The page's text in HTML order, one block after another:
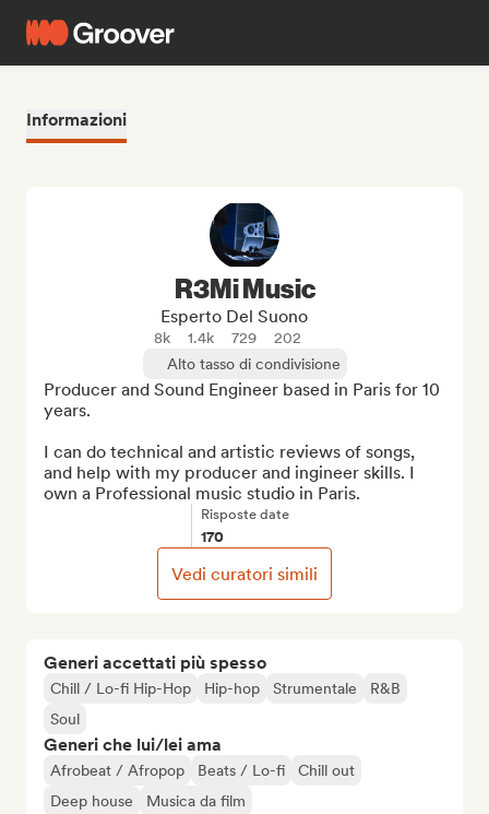
Informazioni
Generi accettati più spesso
Chill / Lo-fi Hip-Hop Hip-hop Strumentale
R&B
Soul
Generi che lui/lei ama
Afrobeat / Afropop Beats / Lo-fi
Chill out
Deep house
Musica da film
R3Mi Music
Esperto Del Suono
8k 1.4k 729
202
Alto tasso di condivisione
Producer and Sound Engineer based in Paris for 10
years.
I can do technical and artistic reviews of songs,
and help with my producer and ingineer skills. I
own a Professional music studio in Paris.
Risposte date
170
Vedi curatori simili